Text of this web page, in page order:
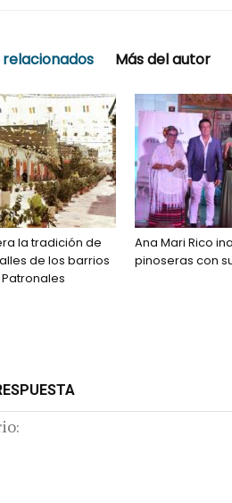
Más del autor
la tradición de
de los barrios
Ana Mari Rico
pinoseras con